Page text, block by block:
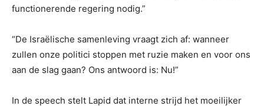
functionerende regering nodig.”
“De Israëlische samenleving vraagt ​​zich af: wanneer
zullen onze politici stoppen met ruzie maken en voor ons
aan de slag gaan? Ons antwoord is: Nu!”
In de speech stelt Lapid dat interne strijd het moeilijker